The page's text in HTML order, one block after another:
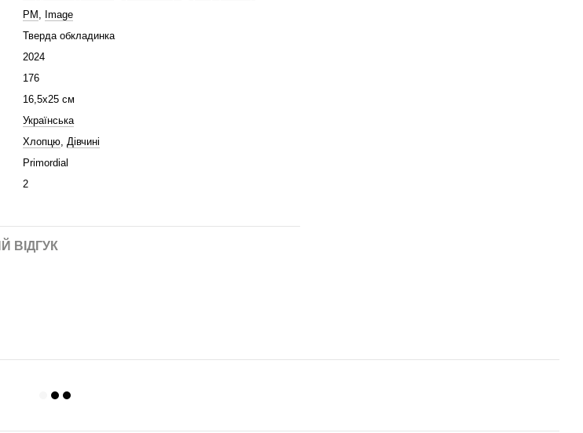
РМ , Image
Тверда обкладинка
2024
176
16,5x25 cм
Українська
Хлопцю, Дівчині
Primordial
2
ВІДГУК